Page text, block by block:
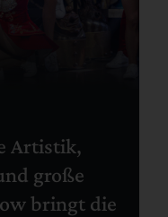
Artistik,
große
bringt die